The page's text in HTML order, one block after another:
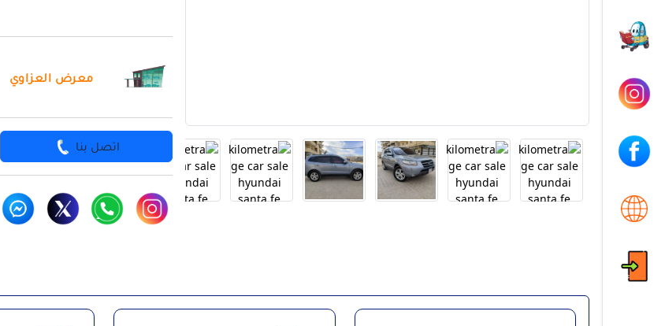
معرض العزاوي
اتصل بنا